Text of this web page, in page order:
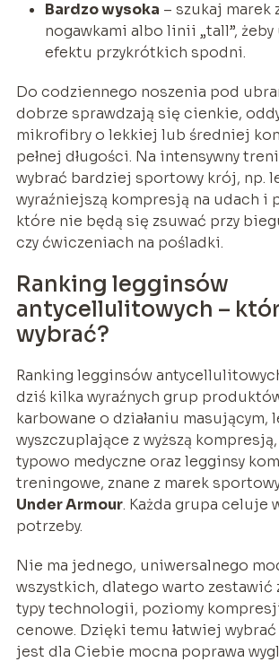
Bardzo wysoka – szukaj marek
nogawkami albo linii „tall”,
efektu przykrótkich spodni.
Do codziennego noszenia pod
dobrze sprawdzają się cienkie,
mikrofibry o lekkiej lub średniej
pełnej długości. Na intensywny
wybrać bardziej sportowy krój, np.
wyraźniejszą kompresją na udach i
które nie będą się zsuwać przy
czy ćwiczeniach na pośladki.
Ranking legginsów
antycellulitowych –
wybrać?
Ranking legginsów
dziś kilka wyraźnych grup
karbowane o działaniu masującym,
wyszczuplające z wyższą
typowo medyczne oraz legginsy
treningowe, znane z marek
Under Armour. Każda grupa celuje
potrzeby.
Nie ma jednego, uniwersalnego
wszystkich, dlatego warto zestawić
typy technologii, poziomy
cenowe. Dzięki temu łatwiej wybrać
jest dla Ciebie mocna poprawa